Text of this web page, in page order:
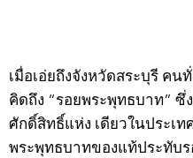
เมื่อเอ่ยถึงจังหวัดสระบุรี คน
คิดถึง “รอยพระพุทธบาท” ซึ่
ศักดิ์สิทธิ์แห่ง เดียวในประเท
พระพุทธบาทของแท้ประทับร